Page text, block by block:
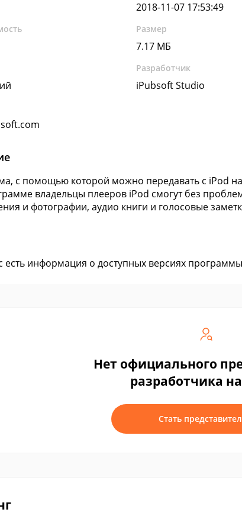
2018-11-07 17:53:49
Размер
7.17 МБ
Разработчик
iPubsoft Studio
с помощью которой можно передавать с iPod
владельцы плееров iPod смогут без
и фотографии, аудио книги и голосовые
есть информация о доступных версиях
Нет официального
разработчика
Стать